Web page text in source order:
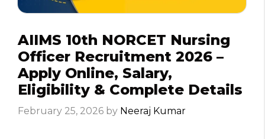
AIIMS 10th NORCET Nursing
Officer Recruitment 2026 –
Apply Online, Salary,
Eligibility & Complete Details
February 25, 2026 by Neeraj Kumar